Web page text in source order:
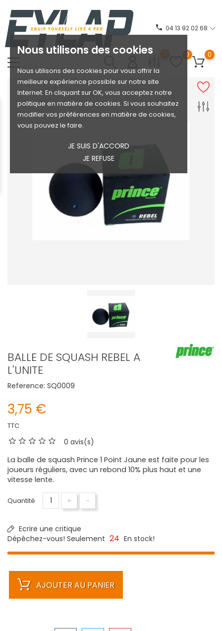
Nous utilisons des cookies
Nous utilisons des cookies pour vous offrir la
meilleure expérience possible sur notre site
Internet. En cliquant sur OK, vous acceptez notre
politique en matière de cookies. Si vous souhaitez
modifier vos préférences en matière de cookies,
vous pouvez le faire.
JE SUIS D'ACCORD
JE REFUSE
phone 04 13 92 02 68
0 0 0
BALLE DE SQUASH REBEL A
L'UNITE
Reference: SQ0009
3,75 €
TTC
0 avis(s)
La balle de squash Prince 1 Point Jaune est faite pour les
joueurs réguliers, avec un rebond 10% plus haut et une
vitesse lente.
Quantité + -
Ecrire une critique
Dépêchez-vous! Seulement 24 En stock!
AJOUTER AU PANIER